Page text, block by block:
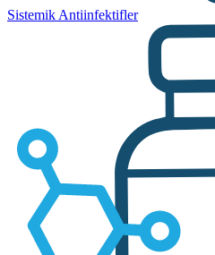
Sistemik Antiinfektifler